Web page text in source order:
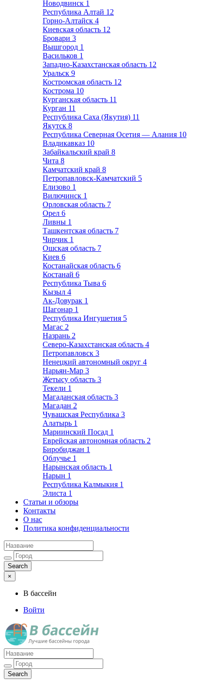
Новодвинск 1
Республика Алтай 12
Горно-Алтайск 4
Киевская область 12
Бровари 3
Вышгород 1
Васильков 1
Западно-Казахстанская область 12
Уральск 9
Костромская область 12
Кострома 10
Курганская область 11
Курган 11
Республика Саха (Якутия) 11
Якутск 8
Республика Северная Осетия — Алания 10
Владикавказ 10
Забайкальский край 8
Чита 8
Камчатский край 8
Петропавловск-Камчатский 5
Елизово 1
Вилючинск 1
Орловская область 7
Орел 6
Ливны 1
Ташкентская область 7
Чирчик 1
Ошская область 7
Киев 6
Костанайская область 6
Костанай 6
Республика Тыва 6
Кызыл 4
Ак-Довурак 1
Шагонар 1
Республика Ингушетия 5
Магас 2
Назрань 2
Северо-Казахстанская область 4
Петропавловск 3
Ненецкий автономный округ 4
Нарьян-Мар 3
Жетысу область 3
Текели 1
Магаданская область 3
Магадан 2
Чувашская Республика 3
Алатырь 1
Мариинский Посад 1
Еврейская автономная область 2
Биробиджан 1
Облучье 1
Нарынская область 1
Нарын 1
Республика Калмыкия 1
Элиста 1
Статьи и обзоры
Контакты
О нас
Политика конфиденциальности
×
В бассейн
Войти
Лучшие бассейны города